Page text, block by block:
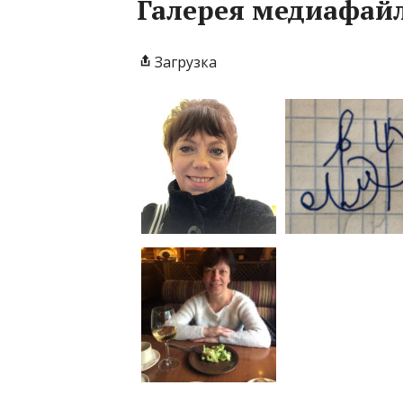
Галерея
Загрузка